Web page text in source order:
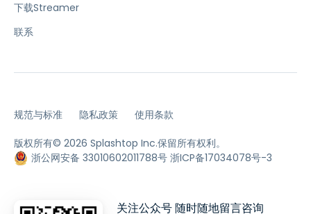
下载Streamer
联系
规范与标准 隐私政策 使用条款
版权所有© 2026 Splashtop Inc.保留所有权利。
浙公网安备 33010602011788号 浙ICP备17034078号-3
关注公众号 随时随地留言咨询